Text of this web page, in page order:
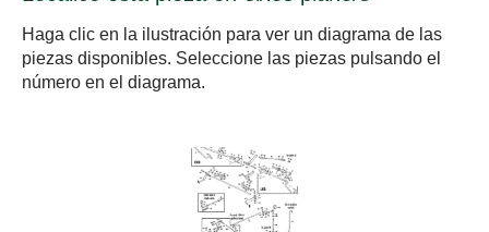
Haga clic en la ilustración para ver un diagrama de las
piezas disponibles. Seleccione las piezas pulsando el
número en el diagrama.